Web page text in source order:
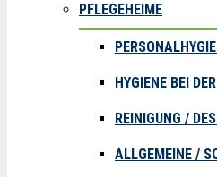
PFLEGEHEIME
HYGIENE BEI
REINIGUNG /
ALLGEMEINE /